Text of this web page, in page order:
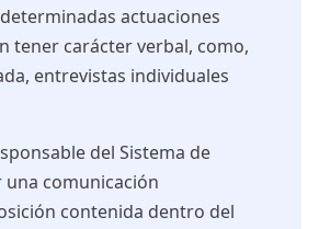
actuaciones
tener carácter verbal, como,
entrevistas individuales
del Sistema de
comunicación
contenida dentro del